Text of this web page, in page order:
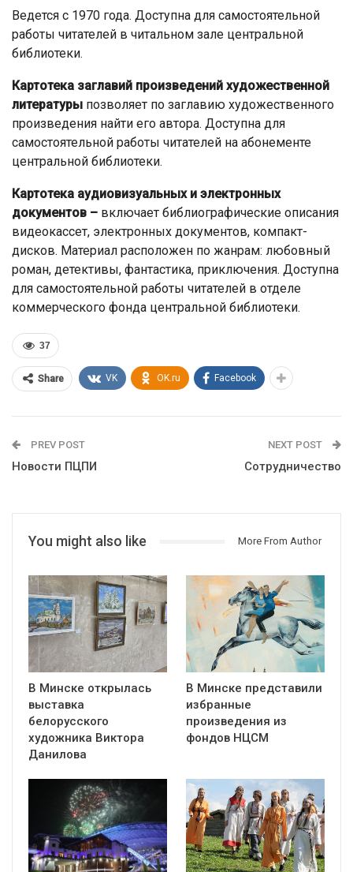
Ведется с 1970 года. Доступна для самостоятельной
работы читателей в читальном зале центральной
библиотеки.
Картотека заглавий произведений художественной
литературы позволяет по заглавию художественного
произведения найти его автора. Доступна для
самостоятельной работы читателей на абонементе
центральной библиотеки.
Картотека аудиовизуальных и электронных
документов – включает библиографические описания
видеокассет, электронных документов, компакт-
дисков. Материал расположен по жанрам: любовный
роман, детективы, фантастика, приключения. Доступна
для самостоятельной работы читателей в отделе
коммерческого фонда центральной библиотеки.
37
Share VK OK.ru Facebook
PREV POST
Новости ПЦПИ
NEXT POST
Сотрудничество
You might also like More From Author
В Минске открылась
выставка
белорусского
художника Виктора
Данилова
В Минске представили
избранные
произведения из
фондов НЦСМ